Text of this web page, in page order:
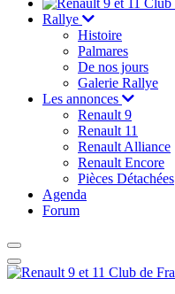
Rallye
Histoire
Palmares
De nos jours
Galerie Rallye
Les annonces
Renault 9
Renault 11
Renault Alliance
Renault Encore
Pièces Détachées
Agenda
Forum